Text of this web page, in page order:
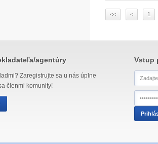
<< < 1
agentúry
Zaregistrujte sa u nás úplne
členmi komunity!
Vstup